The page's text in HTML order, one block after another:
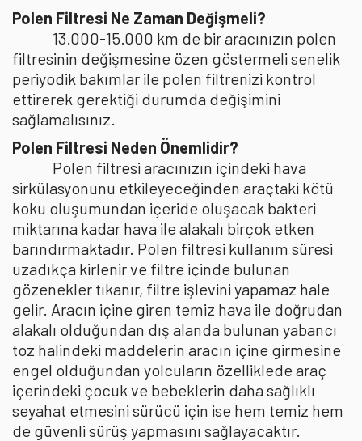
Polen Filtresi Ne Zaman Değişmeli?
13.000-15.000 km de bir aracınızın polen
filtresinin değişmesine özen göstermeli senelik
periyodik bakımlar ile polen filtrenizi kontrol
ettirerek gerektiği durumda değişimini
sağlamalısınız.
Polen Filtresi Neden Önemlidir?
Polen filtresi aracınızın içindeki hava
sirkülasyonunu etkileyeceğinden araçtaki kötü
koku oluşumundan içeride oluşacak bakteri
miktarına kadar hava ile alakalı birçok etken
barındırmaktadır. Polen filtresi kullanım süresi
uzadıkça kirlenir ve filtre içinde bulunan
gözenekler tıkanır, filtre işlevini yapamaz hale
gelir. Aracın içine giren temiz hava ile doğrudan
alakalı olduğundan dış alanda bulunan yabancı
toz halindeki maddelerin aracın içine girmesine
engel olduğundan yolcuların özelliklede araç
içerindeki çocuk ve bebeklerin daha sağlıklı
seyahat etmesini sürücü için ise hem temiz hem
de güvenli sürüş yapmasını sağlayacaktır.